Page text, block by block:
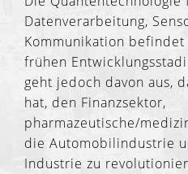
Datenverarbeitung,
Kommunikation
frühen
geht jedoch davon aus,
hat, den Finanzsektor,
pharmazeutische/
die Automobilindustrie
Industrie zu